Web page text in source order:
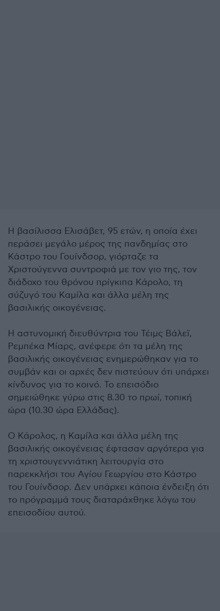
Η βασίλισσα Ελισάβετ, 95 ετών, η οποία έχει
περάσει μεγάλο μέρος της πανδημίας στο
Κάστρο του Γουίνδσορ, γιόρταζε τα
Χριστούγεννα συντροφιά με τον γιο της, τον
διάδοχο του θρόνου πρίγκιπα Κάρολο, τη
σύζυγό του Καμίλα και άλλα μέλη της
βασιλικής οικογένειας.
Η αστυνομική διευθύντρια του Τέιμς Βάλεϊ,
Ρεμπέκα Μίαρς, ανέφερε ότι τα μέλη της
βασιλικής οικογένειας ενημερώθηκαν για το
συμβάν και οι αρχές δεν πιστεύουν ότι υπάρχει
κίνδυνος για το κοινό. Το επεισόδιο
σημειώθηκε γύρω στις 8.30 το πρωί, τοπική
ώρα (10.30 ώρα Ελλάδας).
Ο Κάρολος, η Καμίλα και άλλα μέλη της
βασιλικής οικογένειας έφτασαν αργότερα για
τη χριστουγεννιάτικη λειτουργία στο
παρεκκλήσι του Αγίου Γεωργίου στο Κάστρο
του Γουίνδσορ. Δεν υπάρχει κάποια ένδειξη ότι
το πρόγραμμά τους διαταράχθηκε λόγω του
επεισοδίου αυτού.